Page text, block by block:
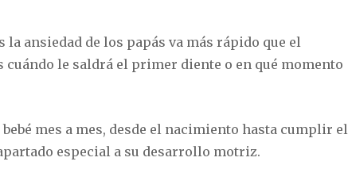
la ansiedad de los papás va más rápido que el
le saldrá el primer diente o en qué momento
mes a mes, desde el nacimiento hasta cumplir el
especial a su desarrollo motriz.